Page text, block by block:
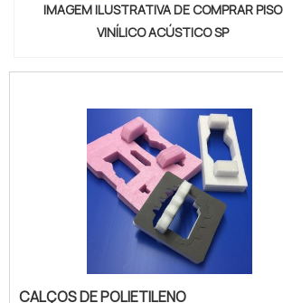
IMAGEM ILUSTRATIVA DE COMPRAR PISO
VINÍLICO ACÚSTICO SP
CALÇOS DE POLIETILENO